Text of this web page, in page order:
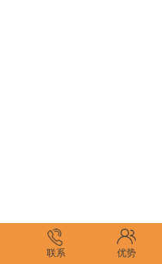
联系 优势